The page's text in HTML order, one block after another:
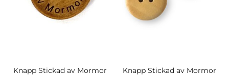
Knapp Stickad av Mormor
Knapp Stickad av Mormor